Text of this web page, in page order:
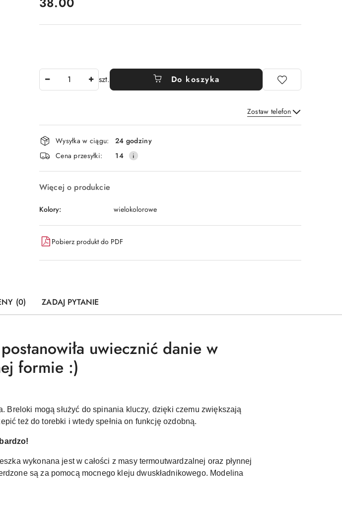
szt. Do koszyka
Zostaw telefon
Wyślij
Dostępność
i
dostawa
Wysyłka w ciągu:
24 godziny
Cena przesyłki:
14
Więcej o produkcie
Kolory: wielokolorowe
Pobierz produkt do PDF
(0) ZADAJ PYTANIE
uwiecznić danie w
formie :)
Breloki mogą służyć do spinania kluczy, dzięki czemu zwiększają
też do torebki i wtedy spełnia on funkcję ozdobną.
wykonana jest w całości z masy termoutwardzalnej oraz płynnej
są za pomocą mocnego kleju dwuskładnikowego. Modelina